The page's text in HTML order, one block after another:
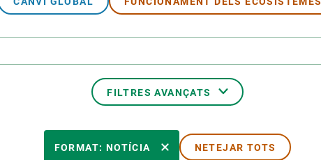
FILTRES AVANÇATS
TEMES TRANSVERSALS
FORMAT: NOTÍCIA NETEJAR TOTS